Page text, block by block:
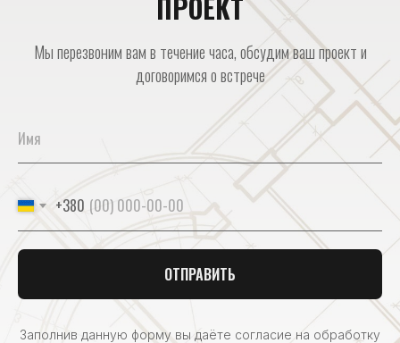
Мы перезвоним вам в течение часа, обсудим ваш проект и
договоримся о встрече
+380
ОТПРАВИТЬ
Заполнив данную форму вы даёте согласие на обработку